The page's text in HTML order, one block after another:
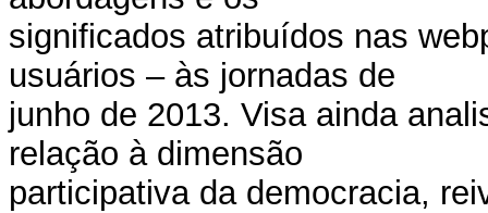
significados atribuídos nas
usuários – às jornadas de
junho de 2013. Visa ainda
relação à dimensão
participativa da democracia,